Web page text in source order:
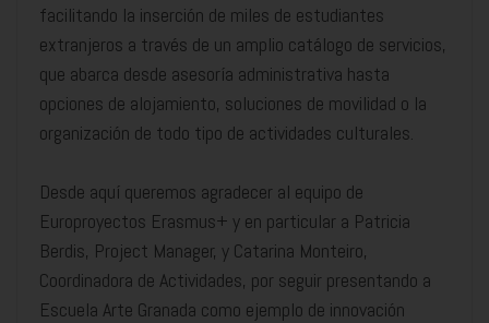
facilitando la inserción de miles de estudiantes
extranjeros a través de un amplio catálogo de servicios,
que abarca desde asesoría administrativa hasta
opciones de alojamiento, soluciones de movilidad o la
organización de todo tipo de actividades culturales.
Desde aquí queremos agradecer al equipo de
Europroyectos Erasmus+ y en particular a Patricia
Berdis, Project Manager, y Catarina Monteiro,
Coordinadora de Actividades, por seguir presentando a
Escuela Arte Granada como ejemplo de innovación